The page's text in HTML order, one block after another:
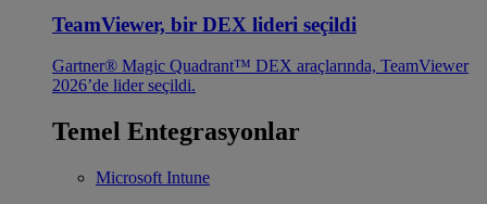
TeamViewer, bir DEX lideri seçildi
Gartner® Magic Quadrant™ DEX araçlarında, TeamViewer
2026’de lider seçildi.
Temel Entegrasyonlar
Microsoft Intune